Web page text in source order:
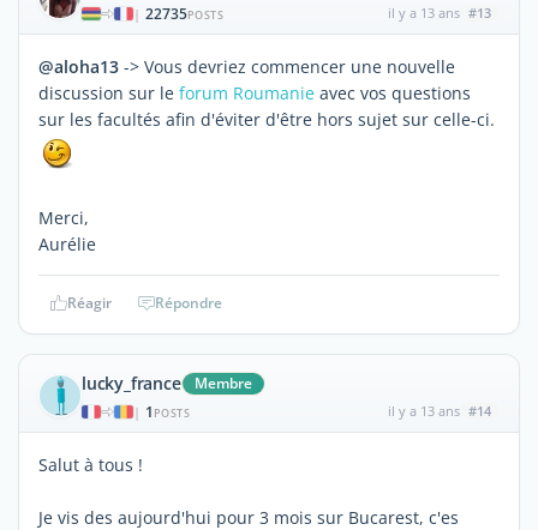
| 22735POSTS il y a 13 ans #13
@aloha13 -> Vous devriez commencer une nouvelle
discussion sur le forum Roumanie avec vos questions
sur les facultés afin d'éviter d'être hors sujet sur celle-ci.
Merci,
Aurélie
Réagir Répondre
lucky_france Membre
| 1 POSTS il y a 13 ans #14
Salut à tous !
Je vis des aujourd'hui pour 3 mois sur Bucarest, c'es